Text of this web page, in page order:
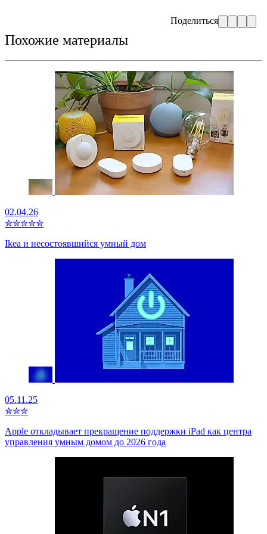
Поделиться
Похожие материалы
02.04.26
✮✮✮✮✮
Ikea и несостоявшийся умный дом
05.11.25
✮✮✮
Apple откладывает прекращение поддержки iPad как центра
управления умным домом до 2026 года